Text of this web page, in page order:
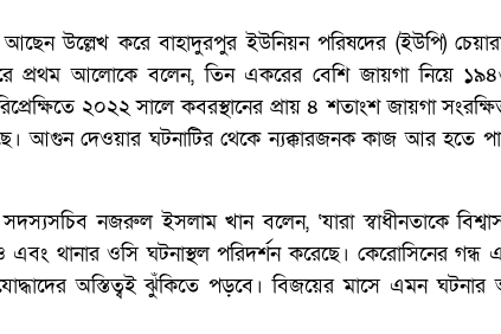
আছেন উল্লেখ করে বাহাদুরপুর ইউনিয়ন পরিষদের (ইউপি)
প্রথম আলোকে বলেন, তিন একরের বেশি জায়গা নিয়ে
২০২২ সালে কবরস্থানের প্রায় ৪ শতাংশ জায়গা
আগুন দেওয়ার ঘটনাটির থেকে ন্যক্কারজনক কাজ আর হতে
নজরুল ইসলাম খান বলেন, ‘যারা স্বাধীনতাকে
থানার ওসি ঘটনাস্থল পরিদর্শন করেছে। কেরোসিনের
অস্তিত্বই ঝুঁকিতে পড়বে। বিজয়ের মাসে এমন ঘটনার